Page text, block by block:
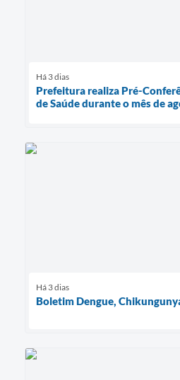
Há 3 dias
Prefeitura realiza Pré-
de Saúde durante o mês de
Há 3 dias
Boletim Dengue,